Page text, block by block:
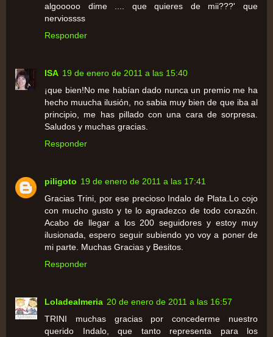
algooooo dime .... que quieres de mii???' que
nerviossss
Responder
ISA 19 de enero de 2011 a las 15:40
¡que bien!No me habían dado nunca un premio me ha
hecho muucha ilusión, no sabia muy bien de que iba al
principio, me has pillado con una cara de sorpresa.
Saludos y muchas gracias.
Responder
piligoto 19 de enero de 2011 a las 17:41
Gracias Trini, por ese precioso Indalo de Plata.Lo cojo
con mucho gusto y te lo agradezco de todo corazón.
Acabo de llegar a los 200 seguidores y estoy muy
ilusionada, espero seguir subiendo yo voy a poner de
mi parte. Muchas Gracias y Besitos.
Responder
Loladealmeria 20 de enero de 2011 a las 16:57
TRINI muchas gracias por concederme nuestro
querido Indalo, que tanto representa para los